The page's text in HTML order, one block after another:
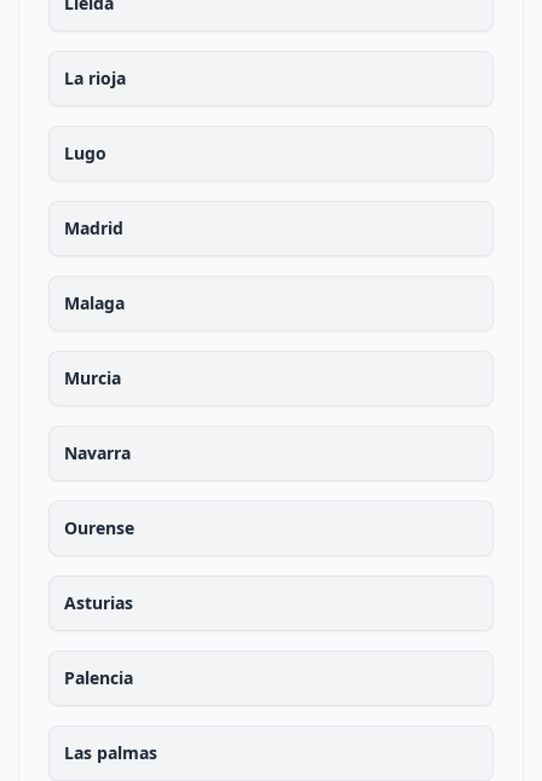
La rioja
Lugo
Madrid
Malaga
Murcia
Navarra
Ourense
Asturias
Palencia
Las palmas